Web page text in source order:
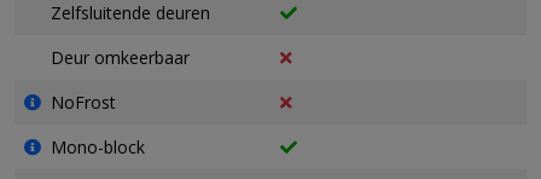
Zelfsluitende deuren
Deur omkeerbaar
NoFrost
Mono-block